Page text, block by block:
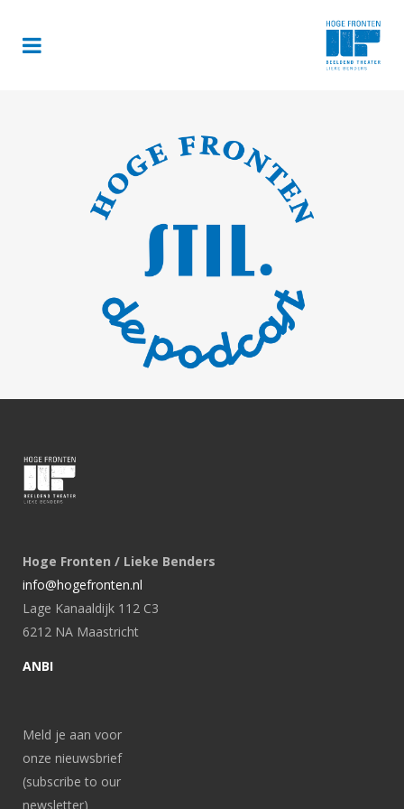
Hoge Fronten / Lieke Benders
info@hogefronten.nl
Lage Kanaaldijk 112 C3
6212 NA Maastricht
ANBI
Meld je aan voor
onze nieuwsbrief
(subscribe to our
newsletter)